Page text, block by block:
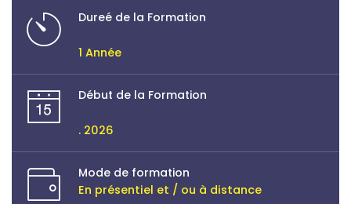
Dureé de la Formation
1 Année
Début de la Formation
. 2026
Mode de formation
En présentiel et / ou à distance